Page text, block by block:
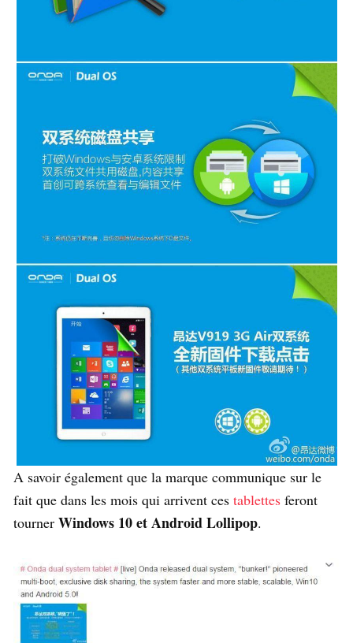
A savoir également que la marque communique sur le
fait que dans les mois qui arrivent ces tablettes feront
tourner Windows 10 et Android Lollipop.